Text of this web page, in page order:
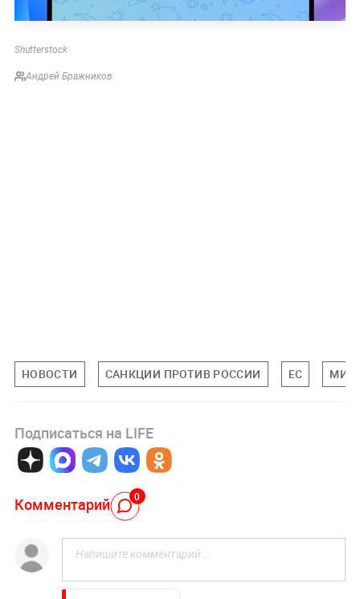
Shutterstock
Андрей Бражников
НОВОСТИ САНКЦИИ ПРОТИВ РОССИИ ЕС
Подписаться на LIFE
Комментарий 0